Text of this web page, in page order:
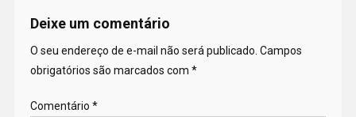
Deixe um comentário
O seu endereço de e-mail não será publicado. Campos
obrigatórios são marcados com *
Comentário *